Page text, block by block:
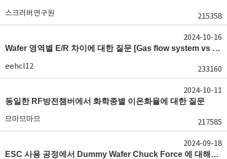
스크러버연구원 215358
Wafer 영역별 E/R 차이에 대한 질문 [Gas flow system vs E/R]
eehcl12 233160
2024-10-16
동일한 RF방전챔버에서 화학종별 이온화율에 대한 질문
므마므마므 217585
2024-10-11
ESC 사용 공정에서 Dummy Wafer Chuck Force 에 대해서 궁급합니다
2024-09-18